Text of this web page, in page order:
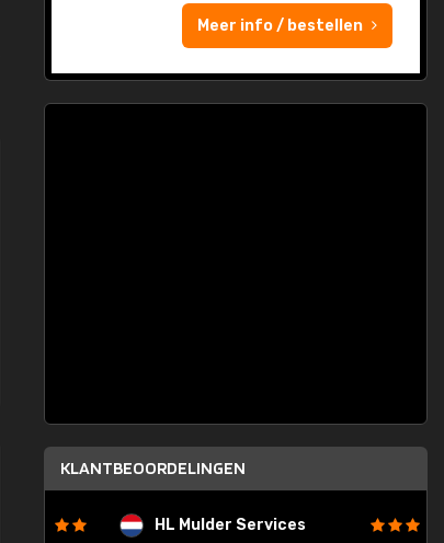
Meer info / bestellen
KLANTBEOORDELINGEN
HL Mulder Services